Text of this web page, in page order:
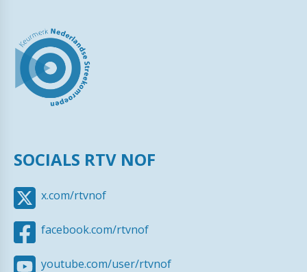
SOCIALS RTV NOF
x.com/rtvnof
facebook.com/rtvnof
youtube.com/user/rtvnof